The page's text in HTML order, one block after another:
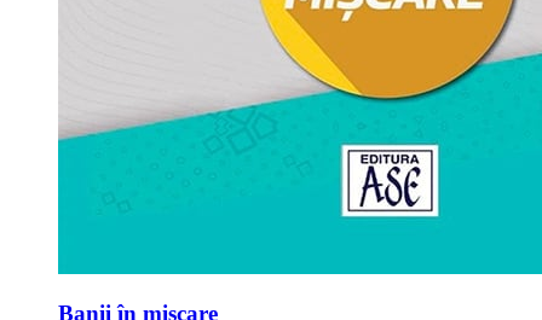
Banii în mișcare